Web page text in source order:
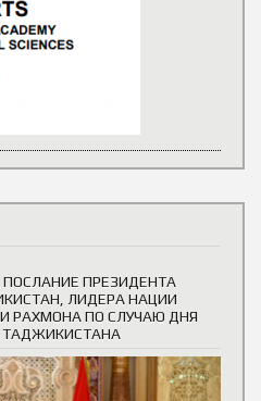
ПРЕЗИДЕНТА
ЛИДЕРА НАЦИИ
РАХМОНА ПО СЛУЧАЮ ДНЯ